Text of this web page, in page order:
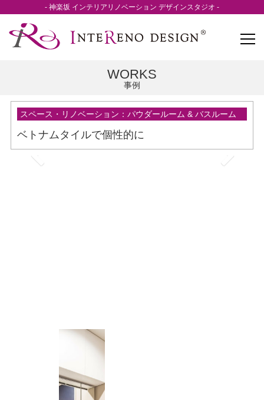
- 神楽坂 インテリアリノベーション デザインスタジオ -
WORKS
事例
スペース・リノベーション：パウダールーム & バスルーム
ベトナムタイルで個性的に